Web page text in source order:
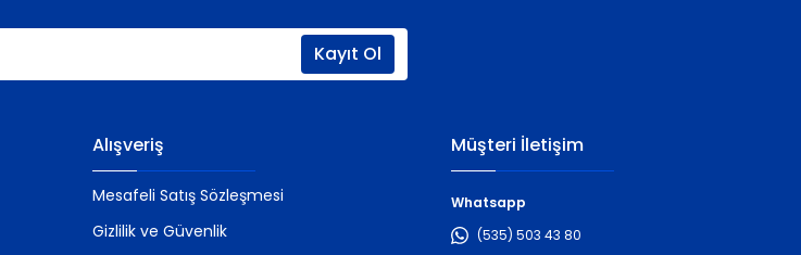
Gönder
Kayıt Ol
Alışveriş
Mesafeli Satış Sözleşmesi
Gizlilik ve Güvenlik
Müşteri İletişim
Whatsapp
(535) 503 43 80